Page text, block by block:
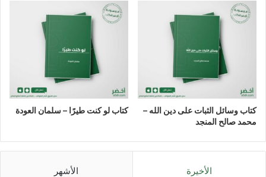
كتاب وسائل الثبات على دين الله –
محمد صالح المنجد
كتاب لو كنت طيرًا – سلمان العودة
الأخيرة الأشهر